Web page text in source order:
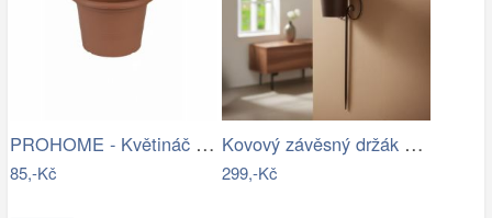
PROHOME - Květináč CAMPANULA 28 terakota
85,-Kč
Kovový závěsný držák na květináč
299,-Kč